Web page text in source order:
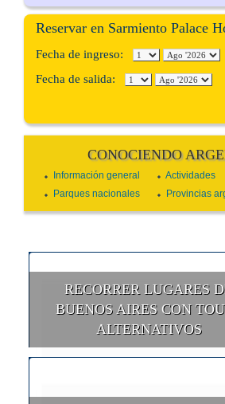
Reservar en Sarmiento Palace
Fecha de ingreso:
Fecha de salida:
CONOCIENDO
Información general
Actividades
Parques nacionales
Provincias
RECORRER LUGARES
BUENOS AIRES CON
ALTERNATIVOS